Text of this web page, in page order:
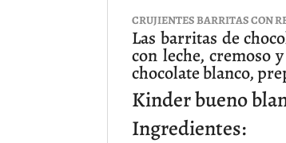
CRUJIENTES BARRITAS CON
Las barritas de
con leche, cremoso
chocolate blanco,
Kinder bueno
Ingredientes: